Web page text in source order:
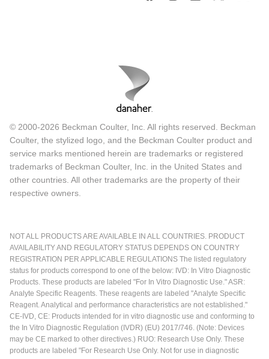
© 2000-2026 Beckman Coulter, Inc. All rights reserved. Beckman
Coulter, the stylized logo, and the Beckman Coulter product and
service marks mentioned herein are trademarks or registered
trademarks of Beckman Coulter, Inc. in the United States and
other countries. All other trademarks are the property of their
respective owners.
NOT ALL PRODUCTS ARE AVAILABLE IN ALL COUNTRIES. PRODUCT
AVAILABILITY AND REGULATORY STATUS DEPENDS ON COUNTRY
REGISTRATION PER APPLICABLE REGULATIONS The listed regulatory
status for products correspond to one of the below: IVD: In Vitro Diagnostic
Products. These products are labeled "For In Vitro Diagnostic Use." ASR:
Analyte Specific Reagents. These reagents are labeled "Analyte Specific
Reagent. Analytical and performance characteristics are not established."
CE-IVD, CE: Products intended for in vitro diagnostic use and conforming to
the In Vitro Diagnostic Regulation (IVDR) (EU) 2017/746. (Note: Devices
may be CE marked to other directives.) RUO: Research Use Only. These
products are labeled "For Research Use Only. Not for use in diagnostic